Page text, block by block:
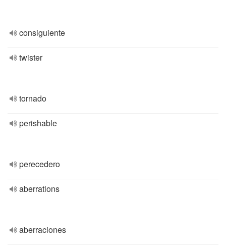
consiguiente
twister
tornado
perishable
perecedero
aberrations
aberraciones